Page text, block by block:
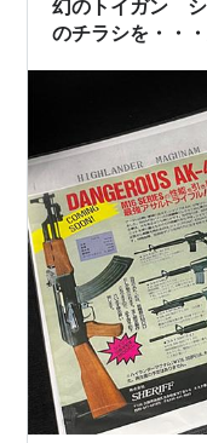
幻のトイガン
のチラシを・・